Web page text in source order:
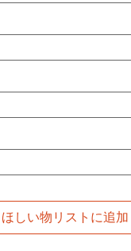
ほしい物リストに追加